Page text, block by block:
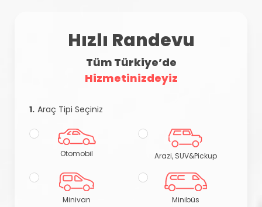
Hızlı Randevu
Tüm Türkiye’de
Hizmetinizdeyiz
1. Araç Tipi Seçiniz
Otomobil Arazi, SUV&Pickup
Minivan Minibüs